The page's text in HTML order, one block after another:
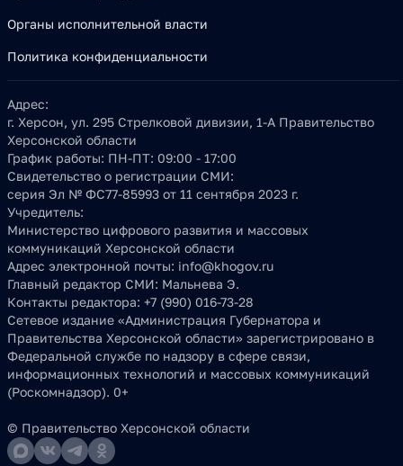
Органы исполнительной власти
Политика конфиденциальности
Адрес:
г. Херсон, ул. 295 Стрелковой дивизии, 1-А Правительство
Херсонской области
График работы: ПН-ПТ: 09:00 - 17:00
Свидетельство о регистрации СМИ:
серия Эл № ФС77-85993 от 11 сентября 2023 г.
Учредитель:
Министерство цифрового развития и массовых
коммуникаций Херсонской области
Адрес электронной почты: info@khogov.ru
Главный редактор СМИ: Мальнева Э.
Контакты редактора: +7 (990) 016-73-28
Сетевое издание «Администрация Губернатора и
Правительства Херсонской области» зарегистрировано в
Федеральной службе по надзору в сфере связи,
информационных технологий и массовых коммуникаций
(Роскомнадзор). 0+
© Правительство Херсонской области